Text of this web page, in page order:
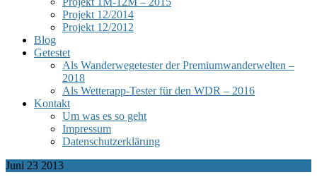
Projekt 12/2014
Projekt 12/2012
Blog
Getestet
Als Wanderwegetester der Premiumwanderwelten –
2018
Als Wetterapp-Tester für den WDR – 2016
Kontakt
Um was es so geht
Impressum
Datenschutzerklärung
Juni 23 2013